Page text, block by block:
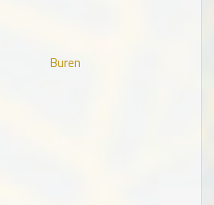
Buren